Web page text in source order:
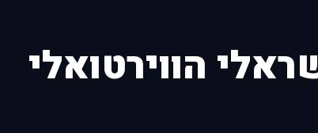
הווירטואלי